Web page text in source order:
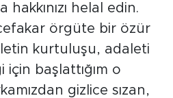
helal edin.
örgüte bir özür
kurtuluşu, adaleti
için başlattığım o
gizlice sızan,